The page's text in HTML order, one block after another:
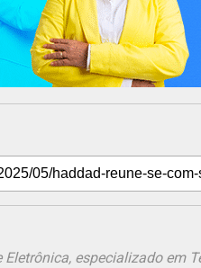
Eletrônica, especializado em